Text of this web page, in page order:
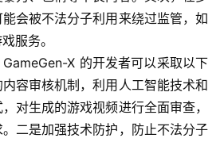
会被不法分子利用来绕过监管，如
服务。
X 的开发者可以采取以下
容审核机制，利用人工智能技术和
对生成的游戏视频进行全面审查，
二是加强技术防护，防止不法分子